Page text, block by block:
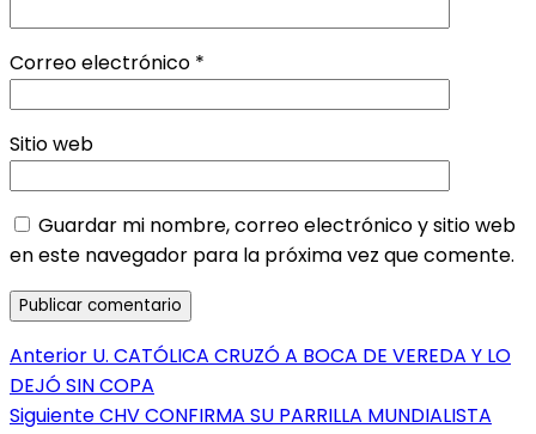
Correo electrónico *
Sitio web
Guardar mi nombre, correo electrónico y sitio web
en este navegador para la próxima vez que comente.
Navegación
de
Anterior Entrada
anterior:
U. CATÓLICA CRUZÓ A BOCA DE VEREDA Y LO
DEJÓ SIN COPA
SiguienteEntrada
CHV CONFIRMA SU PARRILLA MUNDIALISTA